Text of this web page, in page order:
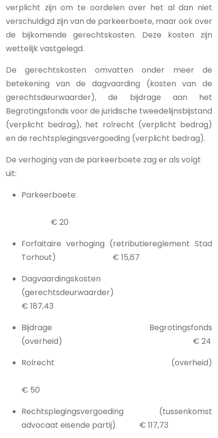
verplicht zijn om te oordelen over het al dan niet
verschuldigd zijn van de parkeerboete, maar ook over
de bijkomende gerechtskosten. Deze kosten zijn
wettelijk vastgelegd.
De gerechtskosten omvatten onder meer de
betekening van de dagvaarding (kosten van de
gerechtsdeurwaarder), de bijdrage aan het
Begrotingsfonds voor de juridische tweedelijnsbijstand
(verplicht bedrag), het rolrecht (verplicht bedrag)
en de rechtsplegingsvergoeding (verplicht bedrag).
De verhoging van de parkeerboete zag er als volgt
uit:
Parkeerboete:
€ 20
Forfaitaire verhoging (retributiereglement Stad
Torhout) € 15,67
Dagvaardingskosten
(gerechtsdeurwaarder)
€ 187,43
Bijdrage Begrotingsfonds
(overheid) € 24
Rolrecht (overheid)
€ 50
Rechtsplegingsvergoeding (tussenkomst
advocaat eisende partij) € 117,73